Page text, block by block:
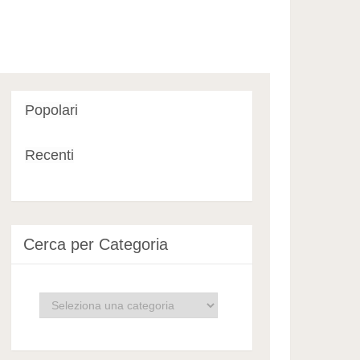
Popolari
Recenti
Cerca per Categoria
Cerca
per